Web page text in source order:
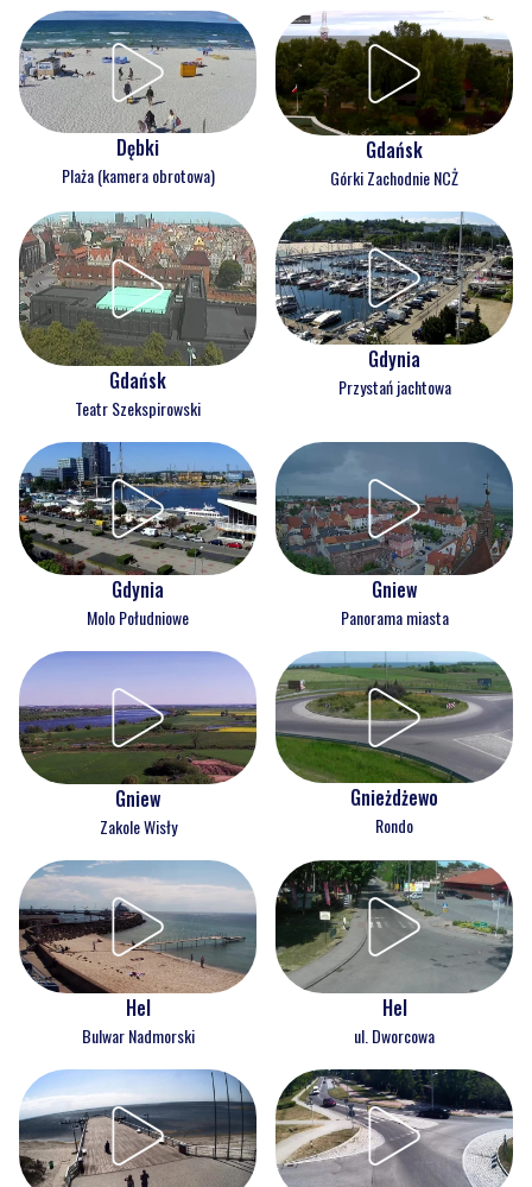
Dębki
Plaża (kamera obrotowa)
Gdańsk
Górki Zachodnie NCŻ
Gdańsk
Teatr Szekspirowski
Gdynia
Przystań jachtowa
Gdynia
Molo Południowe
Gniew
Panorama miasta
Gniew
Zakole Wisły
Gnieżdżewo
Rondo
Hel
Bulwar Nadmorski
Hel
ul. Dworcowa